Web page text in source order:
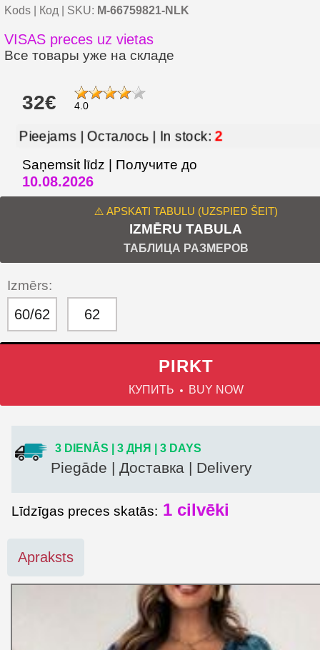
Kods | Код | SKU: M-66759821-NLK
VISAS preces uz vietas
Все товары уже на складе
32€ 4.0
Pieejams | Осталось | In stock:2
Saņemsit līdz | Получите до
10.08.2026
⚠️ APSKATI TABULU (UZSPIED ŠEIT)
IZMĒRU TABULA
ТАБЛИЦА РАЗМЕРОВ
Izmērs:
60/62 62
PIRKT
КУПИТЬ BUY NOW
3 DIENĀS | 3 ДНЯ | 3 DAYS
Piegāde | Доставка | Delivery
Līdzīgas preces skatās: 1 cilvēki
Apraksts